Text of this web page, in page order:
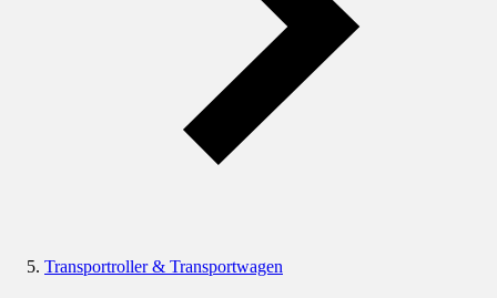
Transportroller & Transportwagen